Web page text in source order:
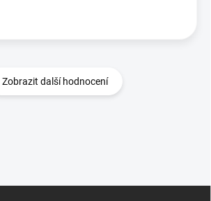
Zobrazit další hodnocení